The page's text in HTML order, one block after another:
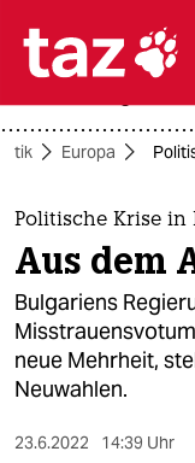

themen
politik
öko
gesellschaft
kultur
Europa
Politische Krise in
Aus dem
Bulgariens
neue Mehrheit,
Neuwahlen.
23.6.2022 14:39 Uhr